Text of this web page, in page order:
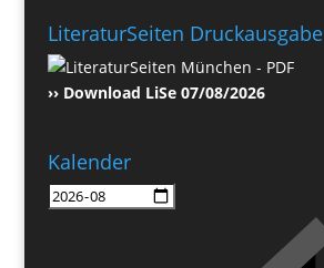
LiteraturSeiten Druckausgabe
›› Download LiSe 07/08/2026
Kalender